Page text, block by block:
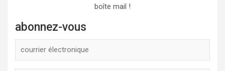
boîte mail !
abonnez-vous